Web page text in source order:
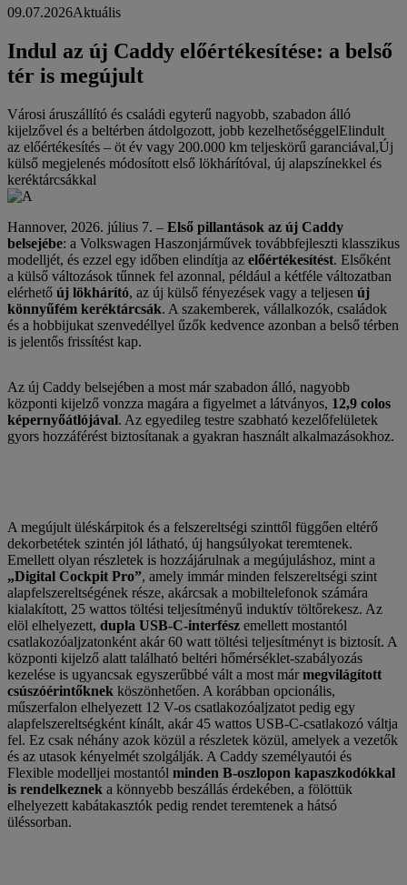
09.07.2026Aktuális
Indul az új Caddy előértékesítése: a belső
tér is megújult
Városi áruszállító és családi egyterű nagyobb, szabadon álló
kijelzővel és a beltérben átdolgozott, jobb kezelhetőséggelElindult
az előértékesítés – öt év vagy 200.000 km teljeskörű garanciával,Új
külső megjelenés módosított első lökhárítóval, új alapszínekkel és
keréktárcsákkal
Hannover, 2026. július 7. – Első pillantások az új Caddy
belsejébe: a Volkswagen Haszonjárművek továbbfejleszti klasszikus
modelljét, és ezzel egy időben elindítja az előértékesítést. Elsőként
a külső változások tűnnek fel azonnal, például a kétféle változatban
elérhető új lökhárító, az új külső fényezések vagy a teljesen új
könnyűfém keréktárcsák. A szakemberek, vállalkozók, családok
és a hobbijukat szenvedéllyel űzők kedvence azonban a belső térben
is jelentős frissítést kap.
Az új Caddy belsejében a most már szabadon álló, nagyobb
központi kijelző vonzza magára a figyelmet a látványos, 12,9 colos
képernyőátlójával. Az egyedileg testre szabható kezelőfelületek
gyors hozzáférést biztosítanak a gyakran használt alkalmazásokhoz.
A megújult üléskárpitok és a felszereltségi szinttől függően eltérő
dekorbetétek szintén jól látható, új hangsúlyokat teremtenek.
Emellett olyan részletek is hozzájárulnak a megújuláshoz, mint a
„Digital Cockpit Pro”, amely immár minden felszereltségi szint
alapfelszereltségének része, akárcsak a mobiltelefonok számára
kialakított, 25 wattos töltési teljesítményű induktív töltőrekesz. Az
elöl elhelyezett, dupla USB-C-interfész emellett mostantól
csatlakozóaljzatonként akár 60 watt töltési teljesítményt is biztosít. A
központi kijelző alatt található beltéri hőmérséklet-szabályozás
kezelése is ugyancsak egyszerűbbé vált a most mármegvilágított
csúszóérintőknek köszönhetően. A korábban opcionális,
műszerfalon elhelyezett 12 V-os csatlakozóaljzatot pedig egy
alapfelszereltségként kínált, akár 45 wattos USB-C-csatlakozó váltja
fel. Ez csak néhány azok közül a részletek közül, amelyek a vezetők
és az utasok kényelmét szolgálják. A Caddy személyautói és
Flexible modelljei mostantól minden B-oszlopon kapaszkodókkal
is rendelkeznek a könnyebb beszállás érdekében, a fölöttük
elhelyezett kabátakasztók pedig rendet teremtenek a hátsó
üléssorban.